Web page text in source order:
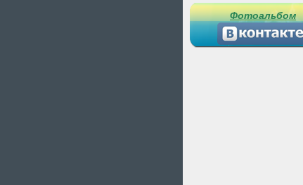
Фотоальбом